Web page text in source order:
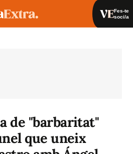
Fes-te
soci/a
de "barbaritat"
que uneix